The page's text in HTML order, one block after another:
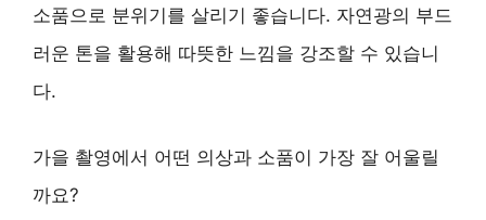
소품으로 분위기를 살리기 좋습니다. 자연광의 부드
러운 톤을 활용해 따뜻한 느낌을 강조할 수 있습니
다.
가을 촬영에서 어떤 의상과 소품이 가장 잘 어울릴
까요?